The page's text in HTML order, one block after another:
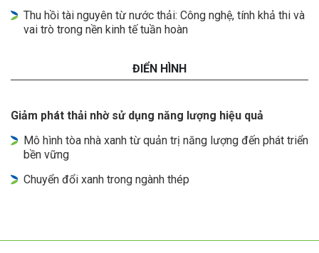
Thu hồi tài nguyên từ nước thải: Công nghệ, tính khả thi và
vai trò trong nền kinh tế tuần hoàn
ĐIỂN HÌNH
Giảm phát thải nhờ sử dụng năng lượng hiệu quả
Mô hình tòa nhà xanh từ quản trị năng lượng đến phát triển
bền vững
Chuyển đổi xanh trong ngành thép